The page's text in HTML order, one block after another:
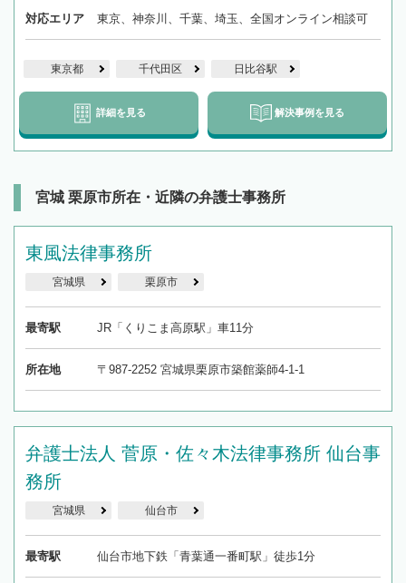
対応エリア 東京、神奈川、千葉、埼玉、全国オンライン相談可
東京都 千代田区 日比谷駅
詳細を見る 解決事例を見る
宮城 栗原市所在・近隣の弁護士事務所
東風法律事務所
宮城県 栗原市
最寄駅 JR「くりこま高原駅」車11分
所在地 〒987-2252 宮城県栗原市築館薬師4-1-1
弁護士法人 菅原・佐々木法律事務所 仙台事
務所
宮城県 仙台市
最寄駅 仙台市地下鉄「青葉通一番町駅」徒歩1分